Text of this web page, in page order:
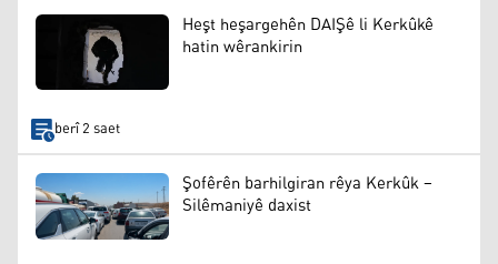
Heşt heşargehên DAIŞê li Kerkûkê
hatin wêrankirin
berî 2 saet
Şofêrên barhilgiran rêya Kerkûk –
Silêmaniyê daxist